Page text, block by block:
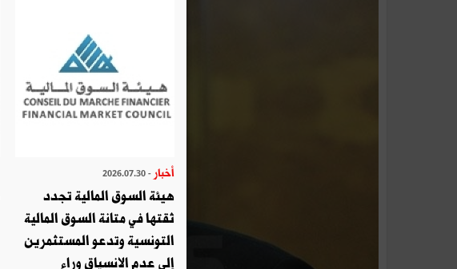
أخبار - 2026.07.30
هيئة السوق المالية تجدد
ثقتها في متانة السوق المالية
التونسية وتدعو المستثمرين
إلى عدم الانسياق وراء